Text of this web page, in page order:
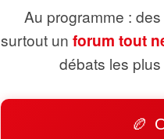
Au programme :
surtout un forum tout
débats les
🏉